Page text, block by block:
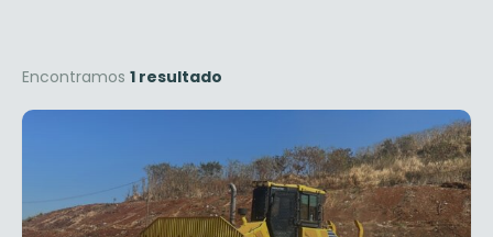
Encontramos 1 resultado